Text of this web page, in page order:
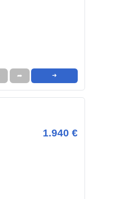
➦ ➜
1.940 €